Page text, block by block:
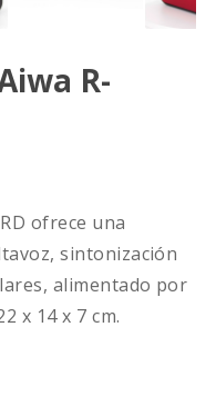
R-
ofrece una
sintonización
alimentado por
x 14 x 7 cm.